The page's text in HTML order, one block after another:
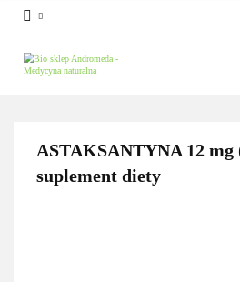
ASTAKSANTYNA 12 mg
suplement diety